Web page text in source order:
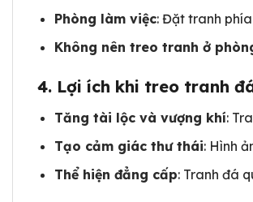
Phòng làm việc: Đặt tranh
Không nên treo tranh ở
4. Lợi ích khi treo tranh
Tăng tài lộc và vượng khí:
Tạo cảm giác thư thái: Hình
Thể hiện đẳng cấp: Tranh đá